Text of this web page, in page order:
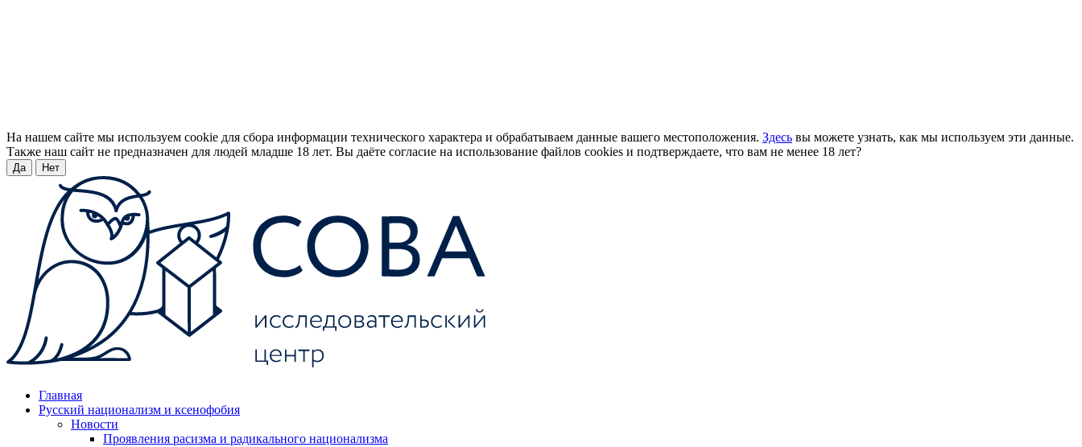
На нашем сайте мы используем cookie для сбора информации технического характера и обрабатываем данные вашего местоположения. Здесь вы можете узнать, как мы используем эти данные.
Также наш сайт не предназначен для людей младше 18 лет. Вы даёте согласие на использование файлов cookies и подтверждаете, что вам не менее 18 лет?
Да Нет
Главная
Русский национализм и ксенофобия
Новости
Проявления расизма и радикального национализма